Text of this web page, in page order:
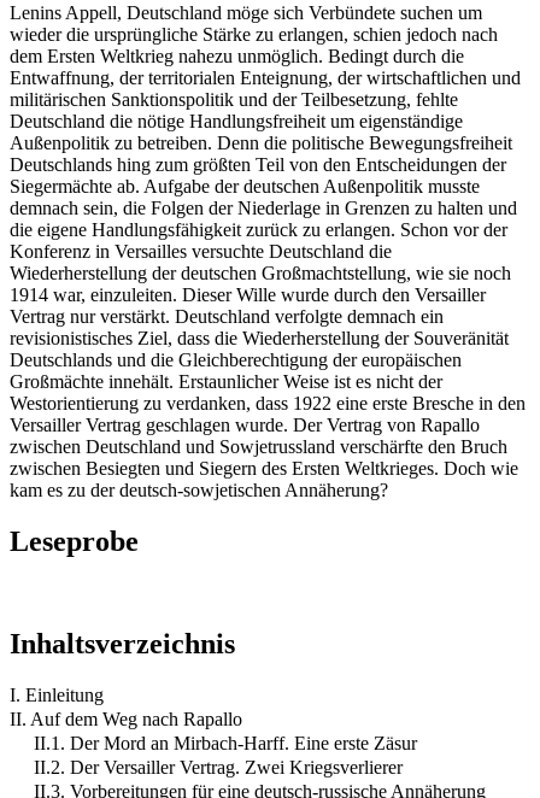
Lenins Appell, Deutschland möge sich Verbündete suchen um
wieder die ursprüngliche Stärke zu erlangen, schien jedoch nach
dem Ersten Weltkrieg nahezu unmöglich. Bedingt durch die
Entwaffnung, der territorialen Enteignung, der wirtschaftlichen und
militärischen Sanktionspolitik und der Teilbesetzung, fehlte
Deutschland die nötige Handlungsfreiheit um eigenständige
Außenpolitik zu betreiben. Denn die politische Bewegungsfreiheit
Deutschlands hing zum größten Teil von den Entscheidungen der
Siegermächte ab. Aufgabe der deutschen Außenpolitik musste
demnach sein, die Folgen der Niederlage in Grenzen zu halten und
die eigene Handlungsfähigkeit zurück zu erlangen. Schon vor der
Konferenz in Versailles versuchte Deutschland die
Wiederherstellung der deutschen Großmachtstellung, wie sie noch
1914 war, einzuleiten. Dieser Wille wurde durch den Versailler
Vertrag nur verstärkt. Deutschland verfolgte demnach ein
revisionistisches Ziel, dass die Wiederherstellung der Souveränität
Deutschlands und die Gleichberechtigung der europäischen
Großmächte innehält. Erstaunlicher Weise ist es nicht der
Westorientierung zu verdanken, dass 1922 eine erste Bresche in den
Versailler Vertrag geschlagen wurde. Der Vertrag von Rapallo
zwischen Deutschland und Sowjetrussland verschärfte den Bruch
zwischen Besiegten und Siegern des Ersten Weltkrieges. Doch wie
kam es zu der deutsch-sowjetischen Annäherung?
Leseprobe
Inhaltsverzeichnis
I. Einleitung
II. Auf dem Weg nach Rapallo
II.1. Der Mord an Mirbach-Harff. Eine erste Zäsur
II.2. Der Versailler Vertrag. Zwei Kriegsverlierer
II.3. Vorbereitungen für eine deutsch-russische Annäherung